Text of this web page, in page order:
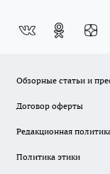
Обзорные статьи и
Договор оферты
Редакционная
Политика этики